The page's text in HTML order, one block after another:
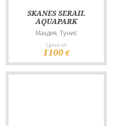
SKANES SERAIL
AQUAPARK
Махдия, Тунис
Цени от
1100 €